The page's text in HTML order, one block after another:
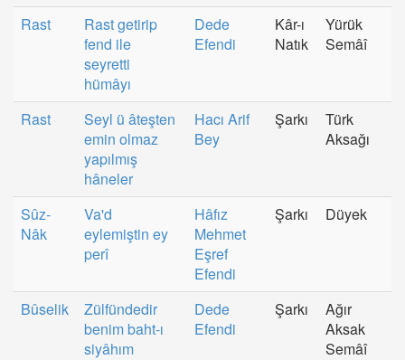
Rast
Rast getirip
fend ile
seyretti
hümâyı
Dede
Efendi
Kâr-ı
Natık
Yürük
Semâî
Rast
Seyl ü âteşten
emin olmaz
yapılmış
hâneler
Hacı Arif
Bey
Şarkı
Türk
Aksağı
Sûz-
Nâk
Va'd
eylemiştin ey
perî
Hâfız
Mehmet
Eşref
Efendi
Şarkı Düyek
Bûselik
Zülfündedir
benim baht-ı
siyâhım
Dede
Efendi
Şarkı
Ağır
Aksak
Semâî